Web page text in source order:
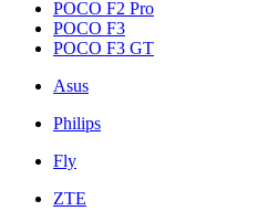
POCO F2 Pro
POCO F3
POCO F3 GT
Asus
Philips
Fly
ZTE